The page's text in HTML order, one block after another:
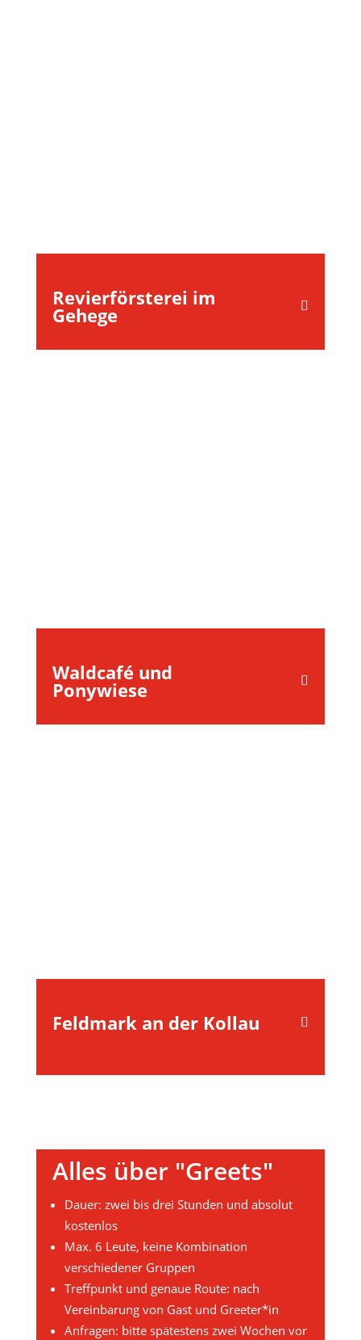
Revierförsterei im
Gehege
Waldcafé und
Ponywiese
Feldmark an der Kollau
Alles über "Greets"
Dauer: zwei bis drei Stunden und absolut
kostenlos
Max. 6 Leute, keine Kombination
verschiedener Gruppen
Treffpunkt und genaue Route: nach
Vereinbarung von Gast und Greeter*in
Anfragen: bitte spätestens zwei Wochen vor